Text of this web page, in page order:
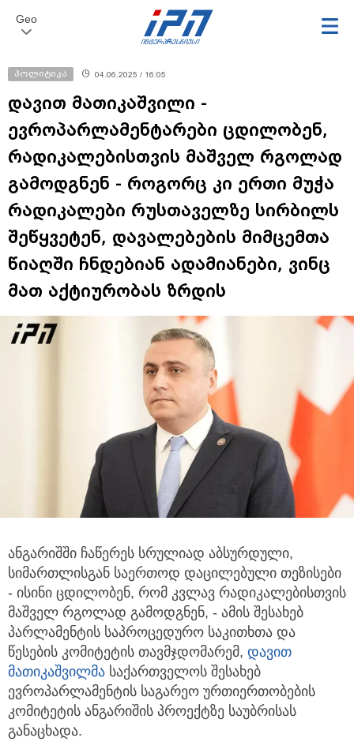
Geo
პოლიტიკა 04.06.2025 / 16:05
დავით მათიკაშვილი -
ევროპარლამენტარები ცდილობენ,
რადიკალებისთვის მაშველ რგოლად
გამოდგნენ - როგორც კი ერთი მუჭა
რადიკალები რუსთაველზე სირბილს
შეწყვეტენ, დავალებების მიმცემთა
წიაღში ჩნდებიან ადამიანები, ვინც
მათ აქტიურობას ზრდის
ანგარიშში ჩაწერეს სრულიად აბსურდული,
სიმართლისგან საერთოდ დაცილებული თეზისები
- ისინი ცდილობენ, რომ კვლავ რადიკალებისთვის
მაშველ რგოლად გამოდგნენ, - ამის შესახებ
პარლამენტის საპროცედურო საკითხთა და
წესების კომიტეტის თავმჯდომარემ, დავით
მათიკაშვილმა საქართველოს შესახებ
ევროპარლამენტის საგარეო ურთიერთობების
კომიტეტის ანგარიშის პროექტზე საუბრისას
განაცხადა.